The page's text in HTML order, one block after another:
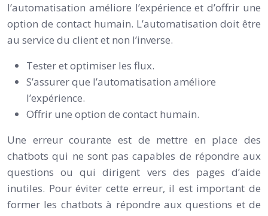
l’automatisation améliore l’expérience et d’offrir une
option de contact humain. L’automatisation doit être
au service du client et non l’inverse.
Tester et optimiser les flux.
S’assurer que l’automatisation améliore
l’expérience.
Offrir une option de contact humain.
Une erreur courante est de mettre en place des
chatbots qui ne sont pas capables de répondre aux
questions ou qui dirigent vers des pages d’aide
inutiles. Pour éviter cette erreur, il est important de
former les chatbots à répondre aux questions et de